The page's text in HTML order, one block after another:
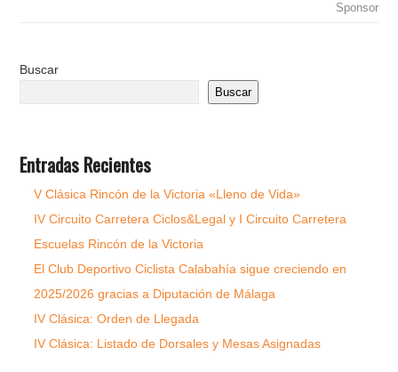
Sponsor
Buscar
Buscar
Entradas Recientes
V Clásica Rincón de la Victoria «Lleno de Vida»
IV Circuito Carretera Ciclos&Legal y I Circuito Carretera
Escuelas Rincón de la Victoria
El Club Deportivo Ciclista Calabahía sigue creciendo en
2025/2026 gracias a Diputación de Málaga
IV Clásica: Orden de Llegada
IV Clásica: Listado de Dorsales y Mesas Asignadas